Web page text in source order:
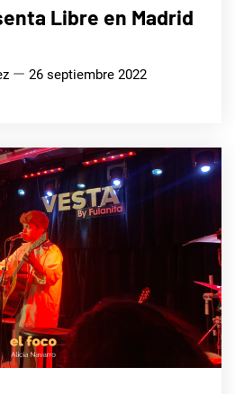
Libre en Madrid
26 septiembre 2022